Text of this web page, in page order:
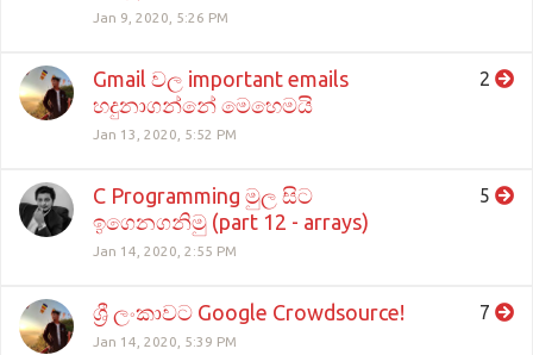
Jan 9, 2020, 5:26 PM
Gmail වල important emails
හදුනාගන්නේ මෙහෙමයි
Jan 13, 2020, 5:52 PM
2
C Programming මුල සිට
ඉගෙනගනිමු (part 12 - arrays)
Jan 14, 2020, 2:55 PM
5
ශ්‍රී ලංකාවට Google Crowdsource!
Jan 14, 2020, 5:39 PM
7